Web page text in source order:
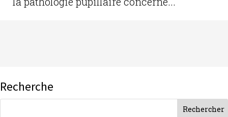
Recherche